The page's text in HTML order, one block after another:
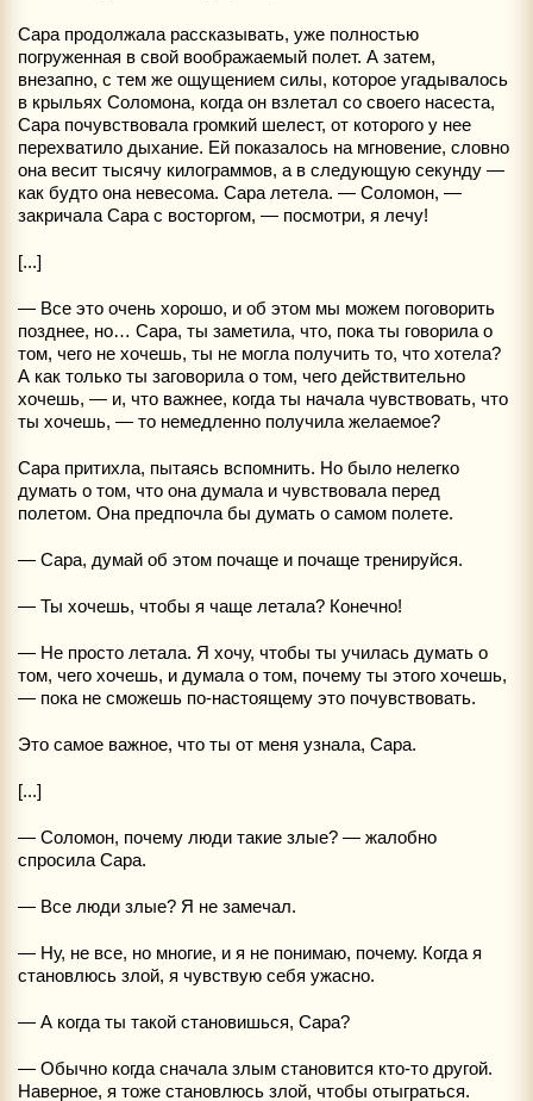
Сара продолжала рассказывать, уже полностью
погруженная в свой воображаемый полет. А затем,
внезапно, с тем же ощущением силы, которое угадывалось
в крыльях Соломона, когда он взлетал со своего насеста,
Сара почувствовала громкий шелест, от которого у нее
перехватило дыхание. Ей показалось на мгновение, словно
она весит тысячу килограммов, а в следующую секунду —
как будто она невесома. Сара летела. — Соломон, —
закричала Сара с восторгом, — посмотри, я лечу!
[...]
— Все это очень хорошо, и об этом мы можем поговорить
позднее, но… Сара, ты заметила, что, пока ты говорила о
том, чего не хочешь, ты не могла получить то, что хотела?
А как только ты заговорила о том, чего действительно
хочешь, — и, что важнее, когда ты начала чувствовать, что
ты хочешь, — то немедленно получила желаемое?
Сара притихла, пытаясь вспомнить. Но было нелегко
думать о том, что она думала и чувствовала перед
полетом. Она предпочла бы думать о самом полете.
— Сара, думай об этом почаще и почаще тренируйся.
— Ты хочешь, чтобы я чаще летала? Конечно!
— Не просто летала. Я хочу, чтобы ты училась думать о
том, чего хочешь, и думала о том, почему ты этого хочешь,
— пока не сможешь по-настоящему это почувствовать.
Это самое важное, что ты от меня узнала, Сара.
[...]
— Соломон, почему люди такие злые? — жалобно
спросила Сара.
— Все люди злые? Я не замечал.
— Ну, не все, но многие, и я не понимаю, почему. Когда я
становлюсь злой, я чувствую себя ужасно.
— А когда ты такой становишься, Сара?
— Обычно когда сначала злым становится кто-то другой.
Наверное, я тоже становлюсь злой, чтобы отыграться.